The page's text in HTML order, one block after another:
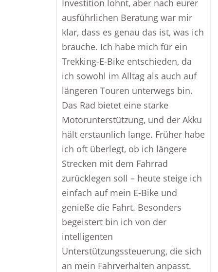
Investition lohnt, aber nach eurer
ausführlichen Beratung war mir
klar, dass es genau das ist, was ich
brauche. Ich habe mich für ein
Trekking-E-Bike entschieden, da
ich sowohl im Alltag als auch auf
längeren Touren unterwegs bin.
Das Rad bietet eine starke
Motorunterstützung, und der Akku
hält erstaunlich lange. Früher habe
ich oft überlegt, ob ich längere
Strecken mit dem Fahrrad
zurücklegen soll – heute steige ich
einfach auf mein E-Bike und
genieße die Fahrt. Besonders
begeistert bin ich von der
intelligenten
Unterstützungssteuerung, die sich
an mein Fahrverhalten anpasst.